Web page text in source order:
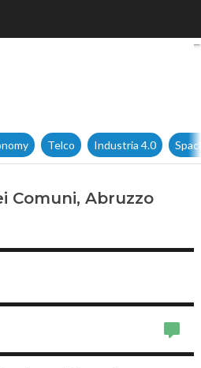
AI nei Comuni,
Telco Industria 4.0
Comuni, Abruzzo